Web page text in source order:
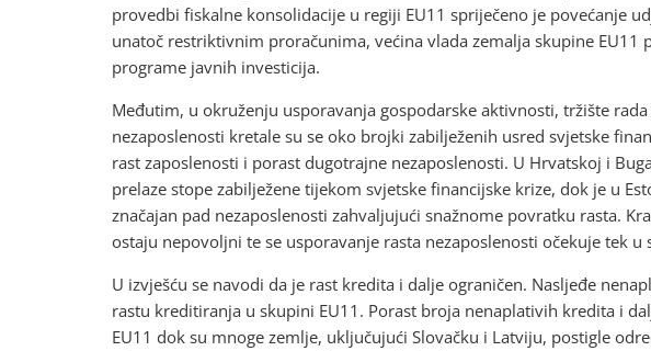
provedbi fiskalne konsolidacije u regiji EU11 spriječeno je povećanje
unatoč restriktivnim proračunima, većina vlada zemalja skupine EU11
programe javnih investicija.
Međutim, u okruženju usporavanja gospodarske aktivnosti, tržište
nezaposlenosti kretale su se oko brojki zabilježenih usred svjetske
rast zaposlenosti i porast dugotrajne nezaposlenosti. U Hrvatskoj i
prelaze stope zabilježene tijekom svjetske financijske krize, dok je u
značajan pad nezaposlenosti zahvaljujući snažnome povratku rasta.
ostaju nepovoljni te se usporavanje rasta nezaposlenosti očekuje tek u
U izvješću se navodi da je rast kredita i dalje ograničen. Nasljeđe
rastu kreditiranja u skupini EU11. Porast broja nenaplativih kredita i
EU11 dok su mnoge zemlje, uključujući Slovačku i Latviju, postigle